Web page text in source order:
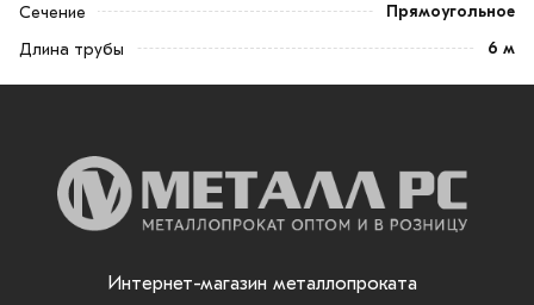
Сечение
Прямоугольное
Длина трубы
6 м
Интернет-магазин металлопроката